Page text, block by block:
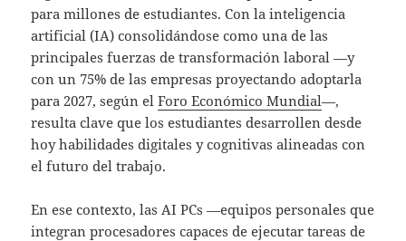
para millones de estudiantes. Con la inteligencia
artificial (IA) consolidándose como una de las
principales fuerzas de transformación laboral —y
con un 75% de las empresas proyectando adoptarla
para 2027, según elForo Económico Mundial—,
resulta clave que los estudiantes desarrollen desde
hoy habilidades digitales y cognitivas alineadas con
el futuro del trabajo.
En ese contexto, las AI PCs —equipos personales que
integran procesadores capaces de ejecutar tareas de